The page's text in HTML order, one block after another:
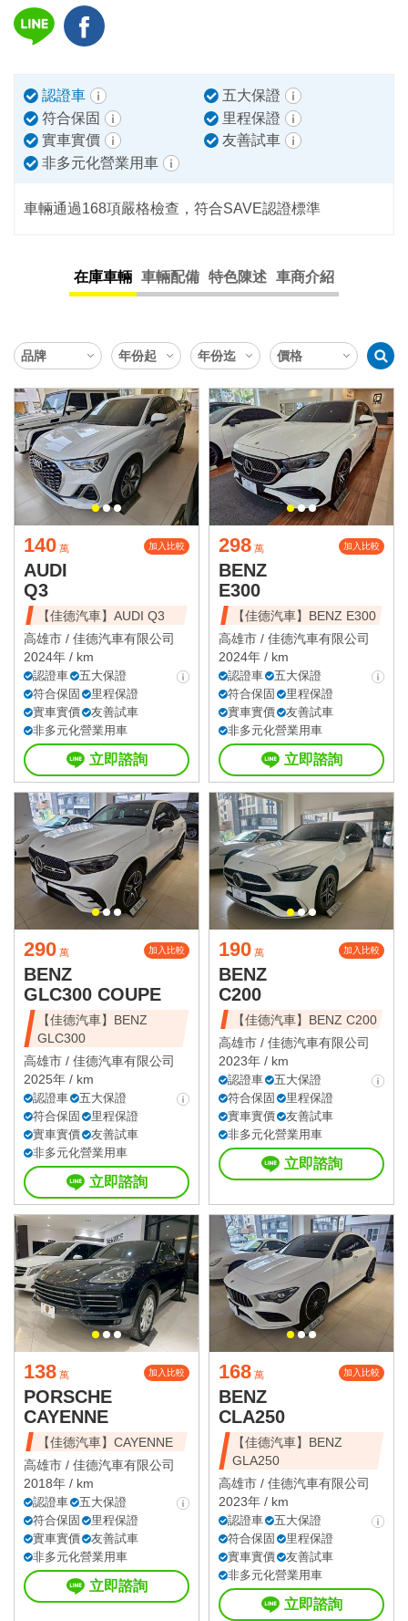
認證車
五大保證
符合保固
里程保證
實車實價
友善試車
非多元化營業用車
車輛通過168項嚴格檢查，符合SAVE認證標準
在庫車輛 車輛配備 特色陳述 車商介紹
140 萬 加入比較
AUDI
Q3
【佳德汽車】AUDI Q3
高雄市 / 佳德汽車有限公司
2024年 / km
認證車
五大保證
符合保固
里程保證
實車實價
友善試車
非多元化營業用車
立即諮詢
298 萬 加入比較
BENZ
E300
【佳德汽車】BENZ E300
高雄市 / 佳德汽車有限公司
2024年 / km
認證車
五大保證
符合保固
里程保證
實車實價
友善試車
非多元化營業用車
立即諮詢
290 萬 加入比較
BENZ
GLC300 COUPE
【佳德汽車】BENZ
GLC300
高雄市 / 佳德汽車有限公司
2025年 / km
認證車
五大保證
符合保固
里程保證
實車實價
友善試車
非多元化營業用車
立即諮詢
190 萬 加入比較
BENZ
C200
【佳德汽車】BENZ C200
高雄市 / 佳德汽車有限公司
2023年 / km
認證車
五大保證
符合保固
里程保證
實車實價
友善試車
非多元化營業用車
立即諮詢
138 萬 加入比較
PORSCHE
CAYENNE
【佳德汽車】CAYENNE
高雄市 / 佳德汽車有限公司
2018年 / km
認證車
五大保證
符合保固
里程保證
實車實價
友善試車
非多元化營業用車
立即諮詢
168 萬 加入比較
BENZ
CLA250
【佳德汽車】BENZ
GLA250
高雄市 / 佳德汽車有限公司
2023年 / km
認證車
五大保證
符合保固
里程保證
實車實價
友善試車
非多元化營業用車
立即諮詢